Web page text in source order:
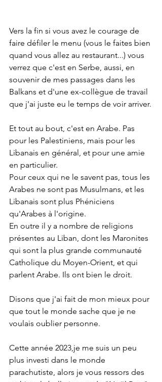
Vers la fin si vous avez le courage de
faire défiler le menu (vous le faites bien
quand vous allez au restaurant...) vous
verrez que c'est en Serbe, aussi, en
souvenir de mes passages dans les
Balkans et d'une ex-collègue de travail
que j'ai juste eu le temps de voir arriver.
Et tout au bout, c'est en Arabe. Pas
pour les Palestiniens, mais pour les
Libanais en général, et pour une amie
en particulier.
Pour ceux qui ne le savent pas, tous les
Arabes ne sont pas Musulmans, et les
Libanais sont plus Phéniciens
qu'Arabes à l'origine.
En outre il y a nombre de religions
présentes au Liban, dont les Maronites
qui sont la plus grande communauté
Catholique du Moyen-Orient, et qui
parlent Arabe. Ils ont bien le droit.
Disons que j'ai fait de mon mieux pour
que tout le monde sache que je ne
voulais oublier personne.
Cette année 2023,je me suis un peu
plus investi dans le monde
parachutiste, alors je vous ressors des